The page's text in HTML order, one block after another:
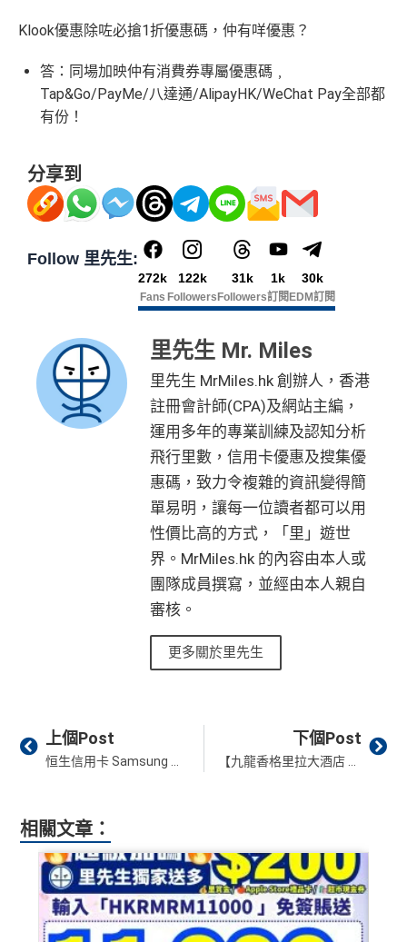
Klook優惠除咗必搶1折優惠碼，仲有咩優惠？
答：同場加映仲有消費券專屬優惠碼﹐
Tap&Go/PayMe/八達通/AlipayHK/WeChat Pay全部都
有份！
分享到
Follow 里先生:
272k
Fans
122k
Followers
31k
Followers
1k
訂閱
30k
EDM訂閱
里先生 Mr. Miles
里先生 MrMiles.hk 創辦人，香港
註冊會計師(CPA)及網站主編，
運用多年的專業訓練及認知分析
飛行里數，信用卡優惠及搜集優
惠碼，致力令複雜的資訊變得簡
單易明，讓每一位讀者都可以用
性價比高的方式，「里」遊世
界。MrMiles.hk 的內容由本人或
團隊成員撰寫，並經由本人親自
審核。
更多關於里先生
Prev
上個Post 下個Post
相關文章：